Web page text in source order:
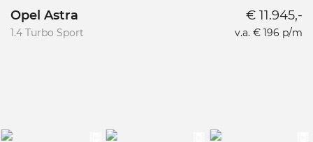
Opel Astra
1.4 Turbo Sport
€ 11.945,-
v.a. € 196 p/m